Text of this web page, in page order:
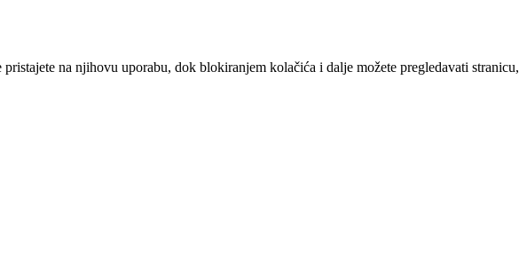
na njihovu uporabu, dok blokiranjem kolačića i dalje možete pregledavati stranicu,